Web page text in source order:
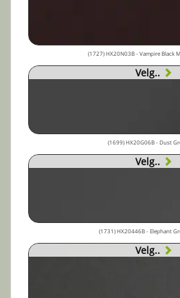
(1727) HX20N03B - Vampire Black
Velg..
(1699) HX20G06B - Dust
Velg..
(1731) HX20446B - Elephant
Velg..